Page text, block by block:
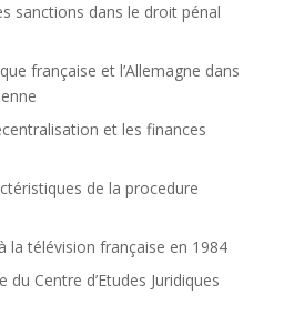
sanctions dans le droit pénal
française et l’Allemagne dans
et les finances
de la procedure
à la télévision française en 1984
du Centre d’Etudes Juridiques